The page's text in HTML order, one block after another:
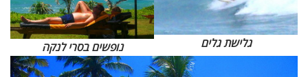
גלישת גלים נופשים בסרי לנקה